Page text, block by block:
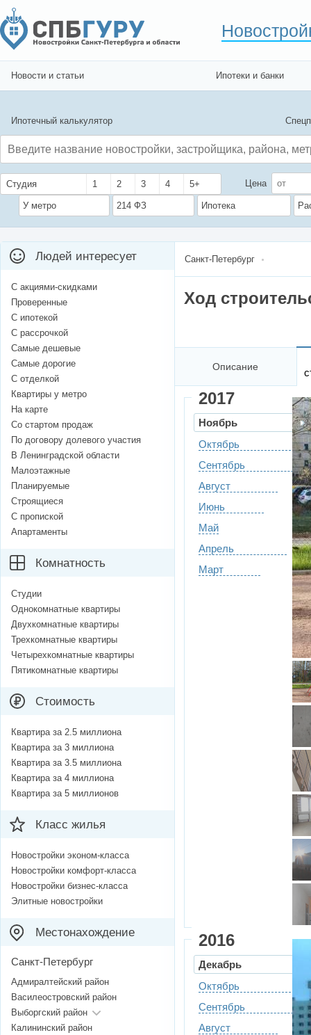
Новости и статьи Ипотеки и банки
Ипотечный калькулятор
Студия 1 2 3 4 5+ Цена
У метро 214 ФЗ Ипотека
Санкт-Петербург
Ход
Описание
2017
Ноябрь
Октябрь
Сентябрь
Август
Июнь
Май
Апрель
Март
2016
Декабрь
Октябрь
Сентябрь
Август
Людей интересует
С акциями-скидками
Проверенные
С ипотекой
С рассрочкой
Самые дешевые
Самые дорогие
С отделкой
Квартиры у метро
На карте
Со стартом продаж
По договору долевого участия
В Ленинградской области
Малоэтажные
Планируемые
Строящиеся
С пропиской
Апартаменты
Комнатность
Студии
Однокомнатные квартиры
Двухкомнатные квартиры
Трехкомнатные квартиры
Четырехкомнатные квартиры
Пятикомнатные квартиры
Стоимость
Квартира за 2.5 миллиона
Квартира за 3 миллиона
Квартира за 3.5 миллиона
Квартира за 4 миллиона
Квартира за 5 миллионов
Класс жилья
Новостройки эконом-класса
Новостройки комфорт-класса
Новостройки бизнес-класса
Элитные новостройки
Местонахождение
Санкт-Петербург
Адмиралтейский район
Василеостровский район
Выборгский район
Калининский район